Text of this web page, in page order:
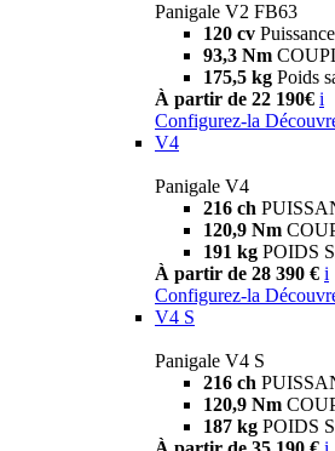
Panigale V2 FB63
120 cv Puissance
93,3 Nm
175,5 kg Poids
À partir de 22 190€ i
Configurez-la
V4
Panigale V4
216 ch
120,9 Nm
191 kg POIDS
À partir de 28 390 € i
Configurez-la
V4 S
Panigale V4 S
216 ch
120,9 Nm
187 kg POIDS